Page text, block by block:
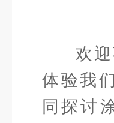
欢
体验我
同探讨